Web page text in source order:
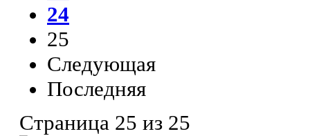
24
25
Следующая
Последняя
Страница 25 из 25